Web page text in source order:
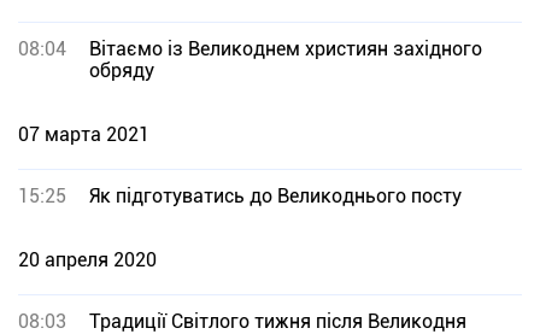
08:04
Вітаємо із Великоднем християн західного
обряду
07 марта 2021
15:25 Як підготуватись до Великоднього посту
20 апреля 2020
08:03 Традиції Світлого тижня після Великодня